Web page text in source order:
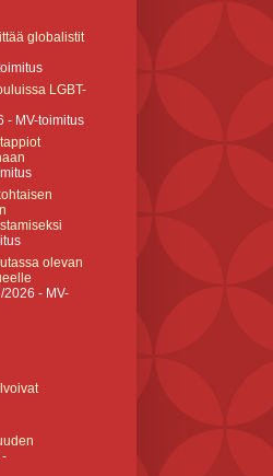
globalistit
LGBT-
- MV-toimitus
olevan
2026 - MV-
-